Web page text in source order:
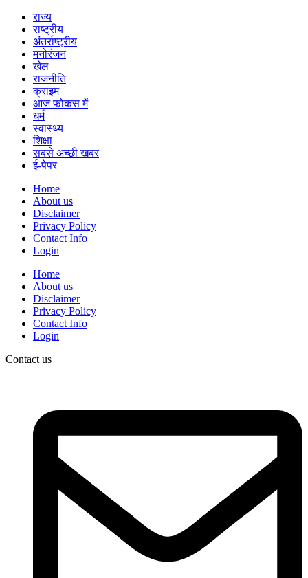
राज्य
राष्ट्रीय
अंतर्राष्ट्रीय
मनोरंजन
खेल
राजनीति
क्राइम
आज फोकस में
धर्म
स्वास्थ्य
शिक्षा
सबसे अच्छी खबर
ई-पेपर
Home
About us
Disclaimer
Privacy Policy
Contact Info
Login
Home
About us
Disclaimer
Privacy Policy
Contact Info
Login
Contact us